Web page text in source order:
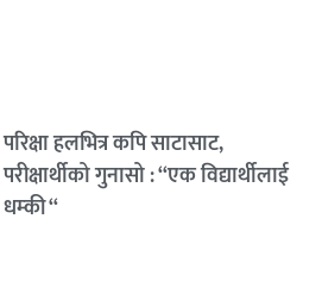
परिक्षा हलभित्र कपि साटासाट,
परीक्षार्थीको गुनासो : “एक विद्यार्थीलाई
धम्की “